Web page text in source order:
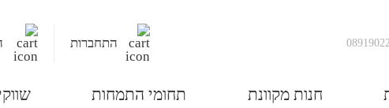
התחברות
חנות מקוונת תחומי התמחות